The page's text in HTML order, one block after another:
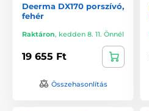
Deerma DX170 porszívó,
fehér
Raktáron, kedden 8. 11. Önnél
19 655 Ft
Összehasonlítás